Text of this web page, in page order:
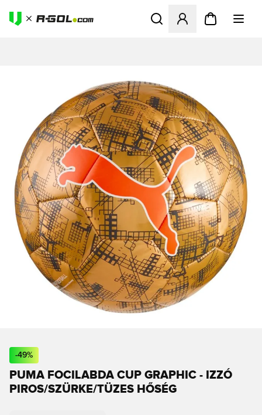
Megnyit egy modált a
-49%
PUMA FOCILABDA CUP GRAPHIC - IZZÓ
PIROS/SZÜRKE/TÜZES HŐSÉG